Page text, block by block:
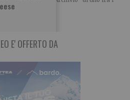
E' OFFERTO DA